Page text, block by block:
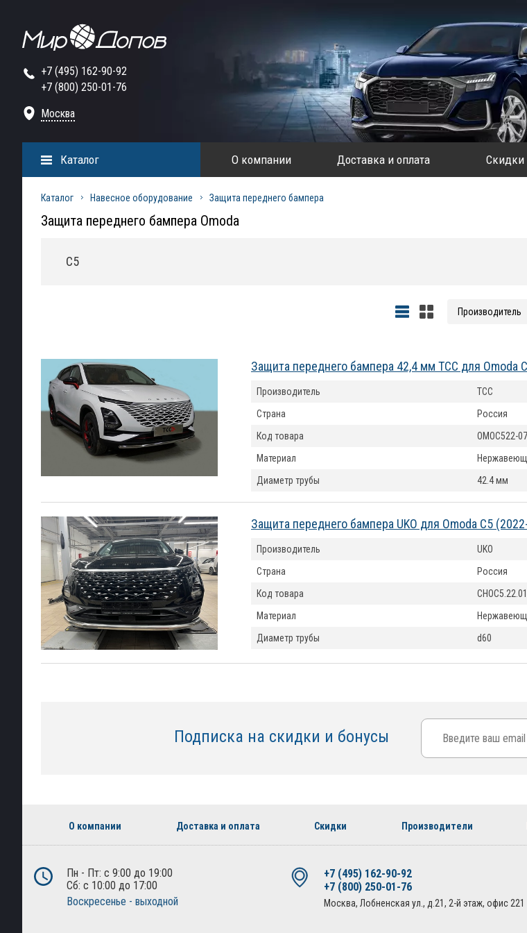
+7 (495) 162-90-92
+7 (800) 250-01-76
Москва
О компании Доставка и оплата Скидки
Каталог
Каталог Навесное оборудование Защита переднего бампера
Защита переднего бампера Omoda
C5
Защита переднего бампера 42,4 мм ТСС для Omoda
Производитель
ТСС
Страна
Россия
Код товара
OMOC522-07
Материал
Диаметр трубы
42.4 мм
Защита переднего бампера UKO для Omoda C5
Производитель
UKO
Страна
Россия
Код товара
CHOC5.22.01
Материал
Диаметр трубы
d60
Подписка на скидки и бонусы
О компании Доставка и оплата Скидки Производители
Пн - Пт: с 9:00 до 19:00
Сб: с 10:00 до 17:00
Воскресенье - выходной
+7 (495) 162-90-92
+7 (800) 250-01-76
Москва, Лобненская ул., д.21, 2-й этаж, офис 221